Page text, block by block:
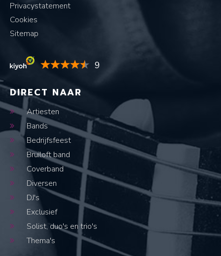
Privacystatement
Cookies
Sitemap
9
DIRECT NAAR
Artiesten
Bands
Bedrijfsfeest
Bruiloft band
Coverband
Diversen
DJ's
Exclusief
Solist, duo's en trio's
Thema's